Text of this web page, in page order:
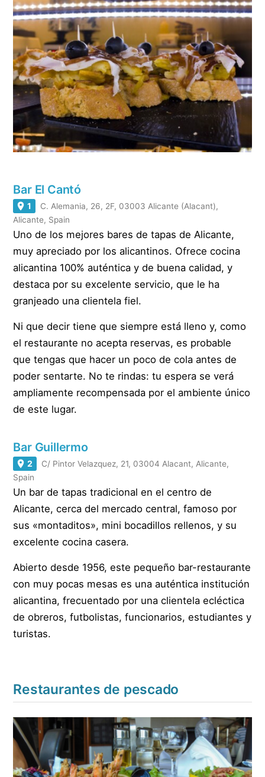
Bar El Cantó
1
C. Alemania, 26, 2F, 03003 Alicante (Alacant),
Alicante, Spain
Uno de los mejores bares de tapas de Alicante,
muy apreciado por los alicantinos. Ofrece cocina
alicantina 100% auténtica y de buena calidad, y
destaca por su excelente servicio, que le ha
granjeado una clientela fiel.
Ni que decir tiene que siempre está lleno y, como
el restaurante no acepta reservas, es probable
que tengas que hacer un poco de cola antes de
poder sentarte. No te rindas: tu espera se verá
ampliamente recompensada por el ambiente único
de este lugar.
Bar Guillermo
2
C/ Pintor Velazquez, 21, 03004 Alacant, Alicante,
Spain
Un bar de tapas tradicional en el centro de
Alicante, cerca del mercado central, famoso por
sus «montaditos», mini bocadillos rellenos, y su
excelente cocina casera.
Abierto desde 1956, este pequeño bar-restaurante
con muy pocas mesas es una auténtica institución
alicantina, frecuentado por una clientela ecléctica
de obreros, futbolistas, funcionarios, estudiantes y
turistas.
Restaurantes de pescado